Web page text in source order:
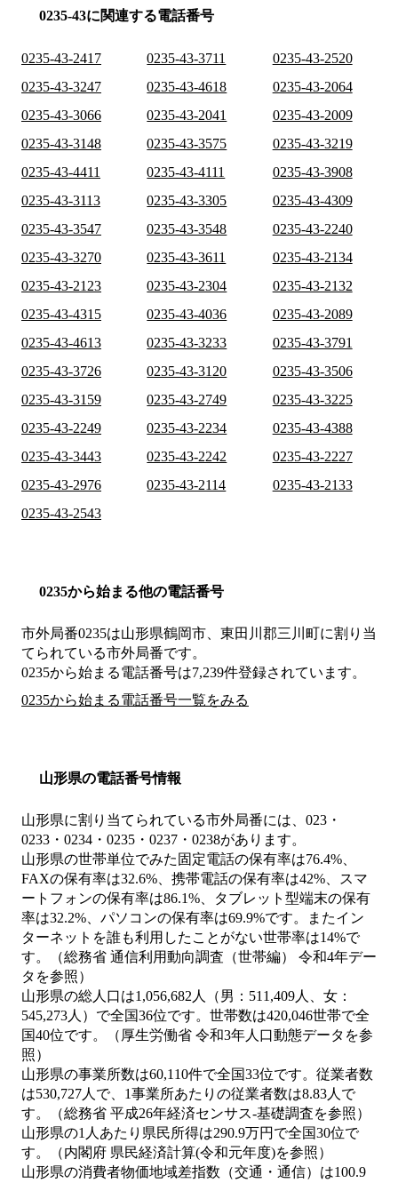
0235-43に関連する電話番号
0235-43-2417 0235-43-3711
0235-43-2520
0235-43-3247
0235-43-4618
0235-43-2064
0235-43-3066
0235-43-2041
0235-43-2009
0235-43-3148
0235-43-3575
0235-43-3219
0235-43-4411
0235-43-4111
0235-43-3908
0235-43-3113
0235-43-3305
0235-43-4309
0235-43-3547
0235-43-3548
0235-43-2240
0235-43-3270
0235-43-3611
0235-43-2134
0235-43-2123
0235-43-2304
0235-43-2132
0235-43-4315
0235-43-4036
0235-43-2089
0235-43-4613
0235-43-3233
0235-43-3791
0235-43-3726
0235-43-3120
0235-43-3506
0235-43-3159
0235-43-2749
0235-43-3225
0235-43-2249
0235-43-2234
0235-43-4388
0235-43-3443
0235-43-2242
0235-43-2227
0235-43-2976
0235-43-2114
0235-43-2133
0235-43-2543
0235から始まる他の電話番号
市外局番0235は山形県鶴岡市、東田川郡三川町に割り当
てられている市外局番です。
0235から始まる電話番号は7,239件登録されています。
0235から始まる電話番号一覧をみる
山形県の電話番号情報
山形県に割り当てられている市外局番には、023・
0233・0234・0235・0237・0238があります。
山形県の世帯単位でみた固定電話の保有率は76.4%、
FAXの保有率は32.6%、携帯電話の保有率は42%、スマ
ートフォンの保有率は86.1%、タブレット型端末の保有
率は32.2%、パソコンの保有率は69.9%です。またイン
ターネットを誰も利用したことがない世帯率は14%で
す。（総務省 通信利用動向調査（世帯編） 令和4年デー
タを参照）
山形県の総人口は1,056,682人（男：511,409人、女：
545,273人）で全国36位です。世帯数は420,046世帯で全
国40位です。（厚生労働省 令和3年人口動態データを参
照）
山形県の事業所数は60,110件で全国33位です。従業者数
は530,727人で、1事業所あたりの従業者数は8.83人で
す。（総務省 平成26年経済センサス‐基礎調査を参照）
山形県の1人あたり県民所得は290.9万円で全国30位で
す。（内閣府 県民経済計算(令和元年度)を参照）
山形県の消費者物価地域差指数（交通・通信）は100.9